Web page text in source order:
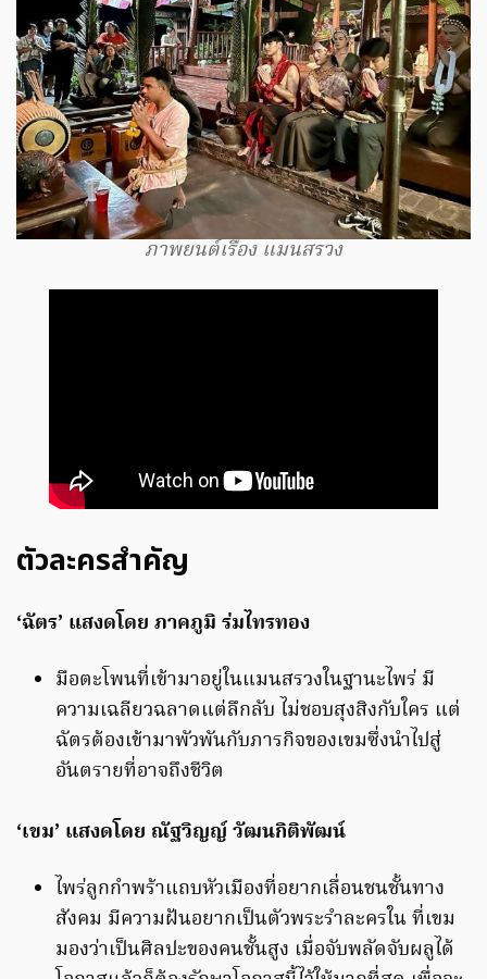
ภาพยนต์เรื่อง แมนสรวง
ตัวละครสำคัญ
‘ฉัตร’ แสงดโดย ภาคภูมิ ร่มไทรทอง
มือตะโพนที่เข้ามาอยู่ในแมนสรวงในฐานะไพร่ มี
ความเฉลียวฉลาดแต่ลึกลับ ไม่ชอบสุงสิงกับใคร แต่
ฉัตรต้องเข้ามาพัวพันกับภารกิจของเขมซึ่งนำไปสู่
อันตรายที่อาจถึงชีวิต
‘เขม’ แสงดโดย ณัฐวิญญ์ วัฒนกิติพัฒน์
ไพร่ลูกกำพร้าแถบหัวเมืองที่อยากเลื่อนชนชั้นทาง
สังคม มีความฝันอยากเป็นตัวพระรำละครใน ที่เขม
มองว่าเป็นศิลปะของคนชั้นสูง เมื่อจับพลัดจับผลูได้